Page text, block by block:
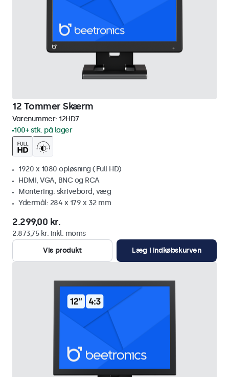
12 Tommer Skærm
Varenummer: 12HD7
100+ stk. på lager
1920 x 1080 opløsning (Full HD)
HDMI, VGA, BNC og RCA
Montering: skrivebord, væg
Ydermål: 284 x 179 x 32 mm
2.299,00 kr.
2.873,75 kr. inkl. moms
Vis produkt
Læg i indkøbskurven